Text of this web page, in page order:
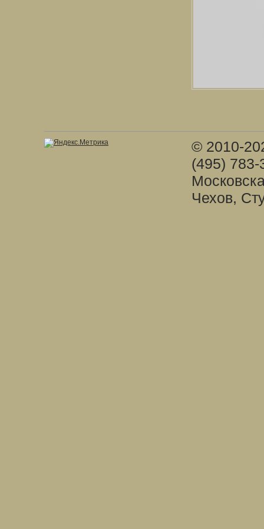
© 2010-
(495)
Чехов,